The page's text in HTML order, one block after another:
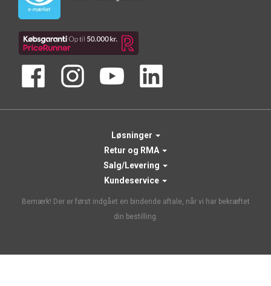
Løsninger
Retur og RMA
Salg/Levering
Kundeservice
Bemærk! Der er først indgået en bindende aftale, når vi har bekræftet
din bestilling.